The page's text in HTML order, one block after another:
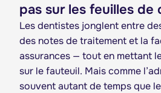
pas sur les feuilles de
Les dentistes jonglent entre
des notes de traitement et la
assurances — tout en mettant
sur le fauteuil. Mais comme
souvent autant de temps que